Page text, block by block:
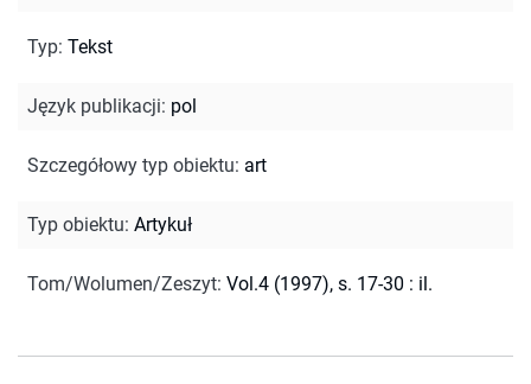
Typ: Tekst
Język publikacji: pol
Szczegółowy typ obiektu: art
Typ obiektu: Artykuł
Tom/Wolumen/Zeszyt: Vol.4 (1997), s. 17-30 : il.